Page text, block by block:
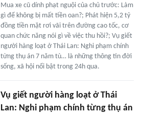
Mua xe cũ dính phạt nguội của chủ trước: Làm
gì để không bị mất tiền oan?; Phát hiện 5,2 tỷ
đồng tiền mặt rơi vãi trên đường cao tốc, cơ
quan chức năng nói gì về việc thu hồi?; Vụ giết
người hàng loạt ở Thái Lan: Nghi phạm chính
từng thụ án 7 năm tù… là những thông tin đời
sống, xã hội nổi bật trong 24h qua.
Vụ giết người hàng loạt ở Thái
Lan: Nghi phạm chính từng thụ án